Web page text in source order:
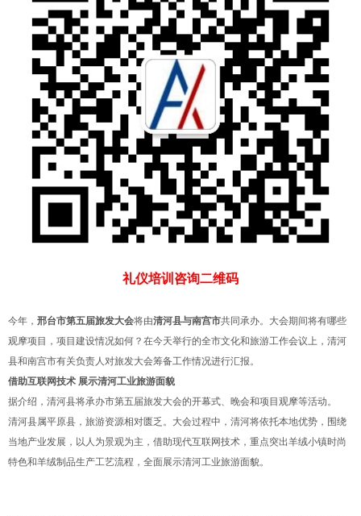
礼仪培训咨询二维码
今年， 邢台市第五届旅发大会将由清河县与南宫市共同承办。大会期间将有哪些
观摩项目，项目建设情况如何？在今天举行的全市文化和旅游工作会议上，清河
县和南宫市有关负责人对旅发大会筹备工作情况进行汇报。
借助互联网技术 展示清河工业旅游面貌
据介绍，清河县将承办市第五届旅发大会的开幕式、晚会和项目观摩等活动。
清河县属平原县，旅游资源相对匮乏。大会过程中，清河将依托本地优势，围绕
当地产业发展，以人为景观为主，借助现代互联网技术，重点突出羊绒小镇时尚
特色和羊绒制品生产工艺流程，全面展示清河工业旅游面貌。